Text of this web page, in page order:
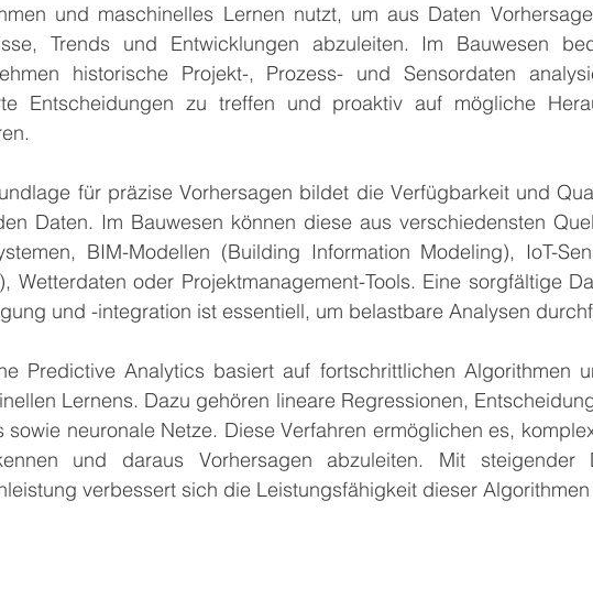
und maschinelles Lernen nutzt, um aus Daten
Trends und Entwicklungen abzuleiten. Im Bauwesen
historische Projekt-, Prozess- und Sensordaten
Entscheidungen zu treffen und proaktiv auf mögliche
für präzise Vorhersagen bildet die Verfügbarkeit und
Daten. Im Bauwesen können diese aus verschiedensten
BIM-Modellen (Building Information Modeling), IoT-
Wetterdaten oder Projektmanagement-Tools. Eine sorgfältige
und -integration ist essentiell, um belastbare Analysen
Predictive Analytics basiert auf fortschrittlichen Algorithmen
Lernens. Dazu gehören lineare Regressionen,
sowie neuronale Netze. Diese Verfahren ermöglichen es,
und daraus Vorhersagen abzuleiten. Mit steigender
verbessert sich die Leistungsfähigkeit dieser